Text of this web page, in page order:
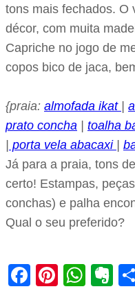
tons mais fechados. O
décor, com muita
Capriche no jogo de
copos bico de jaca,
{praia: almofada ikat
prato concha
toalha
porta vela abacaxi
Já para a praia, tons
certo! Estampas,
conchas) e palha
Qual o seu preferido?
Facebook
Pinterest